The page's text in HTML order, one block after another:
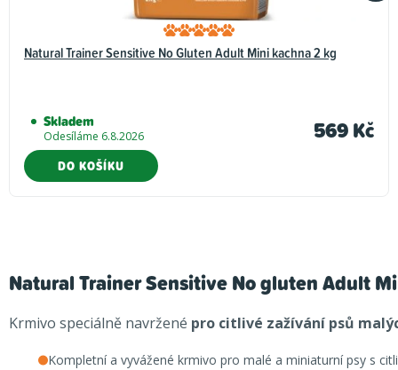
Natural Trainer Sensitive No Gluten Adult Mini kachna 2 kg
Skladem
Odesíláme 6.8.2026 569 Kč
DO KOŠÍKU
Natural Trainer Sensitive No gluten Adult
Krmivo speciálně navržené pro citlivé zažívání psů
Kompletní a vyvážené krmivo pro malé a miniaturní psy s